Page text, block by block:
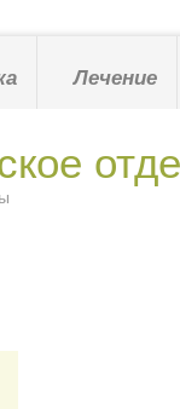
Лечение